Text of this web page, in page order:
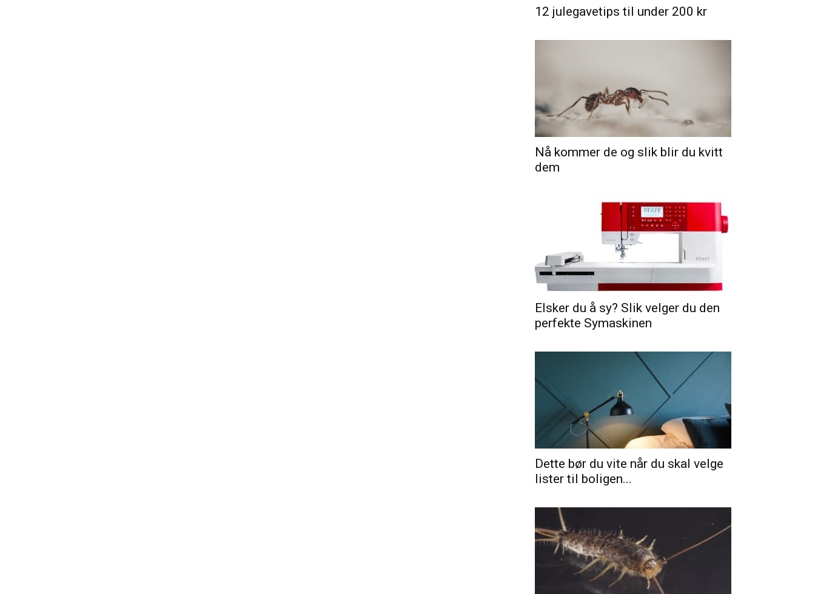
12 julegavetips til under 200 kr
Nå kommer de og slik blir du kvitt
dem
Elsker du å sy? Slik velger du den
perfekte Symaskinen
Dette bør du vite når du skal velge
lister til boligen...